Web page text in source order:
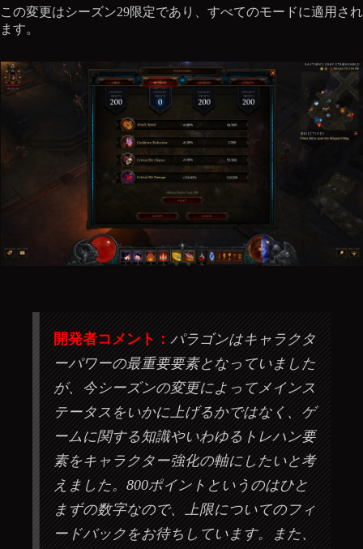
この変更はシーズン29限定であり、すべてのモードに適用され
ます。
開発者コメント：パラゴンはキャラクタ
ーパワーの最重要要素となっていました
が、今シーズンの変更によってメインス
テータスをいかに上げるかではなく、ゲ
ームに関する知識やいわゆるトレハン要
素をキャラクター強化の軸にしたいと考
えました。800ポイントというのはひと
まずの数字なので、上限についてのフィ
ードバックをお待ちしています。また、